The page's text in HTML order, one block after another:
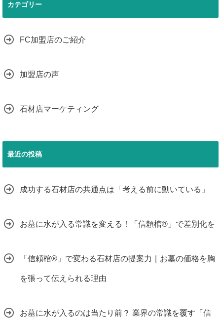
カテゴリー
FC加盟店のご紹介
加盟店の声
石材店マーケティング
最近の投稿
成功する石材店の共通点は「考える前に動いている」
お墓に水が入る常識を変える！「信頼棺®」で差別化を
「信頼棺®」で変わる石材店の提案力｜お墓の価格を胸
を張って伝えられる理由
お墓に水が入るのは当たり前？ 業界の常識を覆す「信